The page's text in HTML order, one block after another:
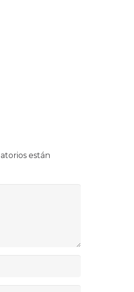
están